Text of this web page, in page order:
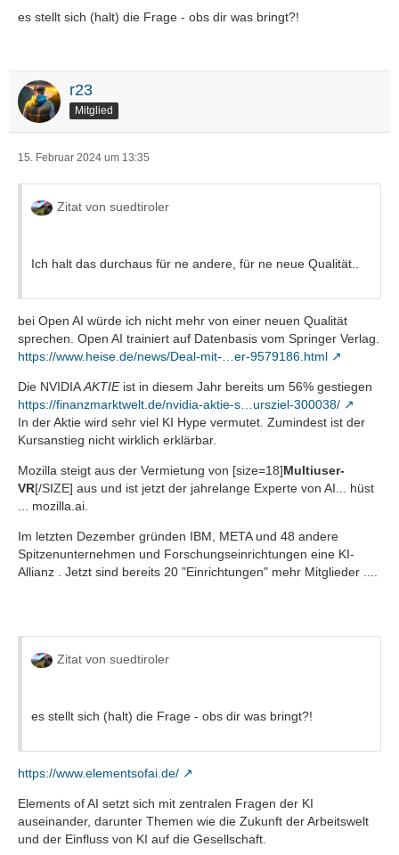
es stellt sich (halt) die Frage - obs dir was bringt?!
r23
Mitglied
15. Februar 2024 um 13:35
Zitat von suedtiroler
Ich halt das durchaus für ne andere, für ne neue Qualität..
bei Open AI würde ich nicht mehr von einer neuen Qualität
sprechen. Open AI trainiert auf Datenbasis vom Springer Verlag.
https://www.heise.de/news/Deal-mit-…er-9579186.html
Die NVIDIAAKTIE ist in diesem Jahr bereits um 56% gestiegen
https://finanzmarktwelt.de/nvidia-aktie-s…ursziel-300038/
In der Aktie wird sehr viel KI Hype vermutet. Zumindest ist der
Kursanstieg nicht wirklich erklärbar.
Mozilla steigt aus der Vermietung von [size=18]Multiuser-
VR[/SIZE] aus und ist jetzt der jahrelange Experte von AI... hüst
... mozilla.ai.
Im letzten Dezember gründen IBM, META und 48 andere
Spitzenunternehmen und Forschungseinrichtungen eine KI-
Allianz . Jetzt sind bereits 20 "Einrichtungen" mehr Mitglieder ....
Zitat von suedtiroler
es stellt sich (halt) die Frage - obs dir was bringt?!
https://www.elementsofai.de/
Elements of AI setzt sich mit zentralen Fragen der KI
auseinander, darunter Themen wie die Zukunft der Arbeitswelt
und der Einfluss von KI auf die Gesellschaft.